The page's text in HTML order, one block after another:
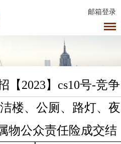
邮箱登录
【2023】cs10号-竞争
楼、公厕、路灯、夜
物公众责任险成交结